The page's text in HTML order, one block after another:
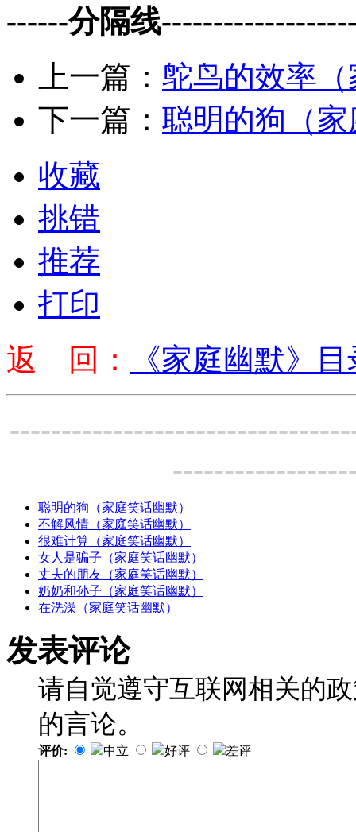
------分隔线
上一篇： 鸵鸟的效率
下一篇： 聪明的狗（
收藏
挑错
推荐
打印
返 回：
《家庭幽默》
聪明的狗（家庭笑话幽默）
不解风情（家庭笑话幽默）
很难计算（家庭笑话幽默）
女人是骗子（家庭笑话幽默）
丈夫的朋友（家庭笑话幽默）
奶奶和孙子（家庭笑话幽默）
在洗澡（家庭笑话幽默）
发表评论
请自觉遵守互联网相关的
的言论。
评价: 中立 好评 差评